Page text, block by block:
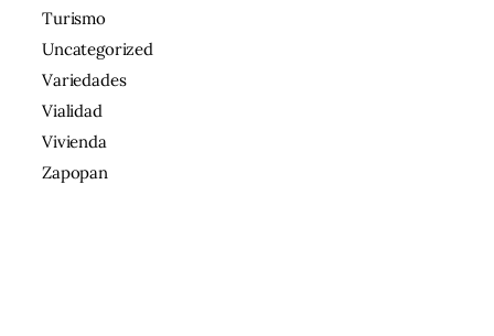
Turismo
Uncategorized
Variedades
Vialidad
Vivienda
Zapopan